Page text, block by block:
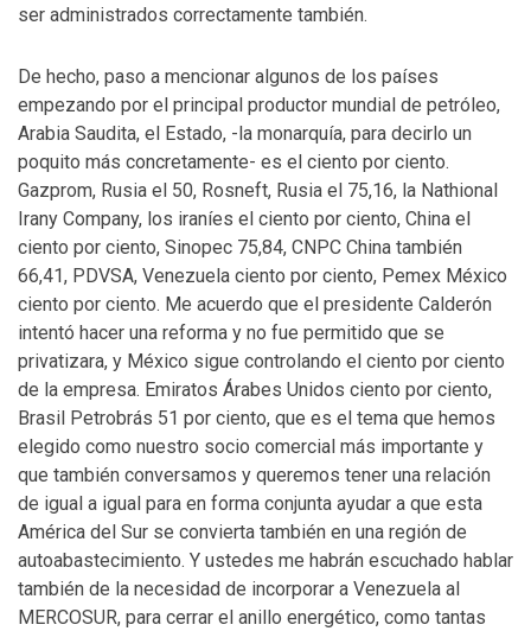
ser administrados correctamente también.
De hecho, paso a mencionar algunos de los países
empezando por el principal productor mundial de petróleo,
Arabia Saudita, el Estado, -la monarquía, para decirlo un
poquito más concretamente- es el ciento por ciento.
Gazprom, Rusia el 50, Rosneft, Rusia el 75,16, la Nathional
Irany Company, los iraníes el ciento por ciento, China el
ciento por ciento, Sinopec 75,84, CNPC China también
66,41, PDVSA, Venezuela ciento por ciento, Pemex México
ciento por ciento. Me acuerdo que el presidente Calderón
intentó hacer una reforma y no fue permitido que se
privatizara, y México sigue controlando el ciento por ciento
de la empresa. Emiratos Árabes Unidos ciento por ciento,
Brasil Petrobrás 51 por ciento, que es el tema que hemos
elegido como nuestro socio comercial más importante y
que también conversamos y queremos tener una relación
de igual a igual para en forma conjunta ayudar a que esta
América del Sur se convierta también en una región de
autoabastecimiento. Y ustedes me habrán escuchado hablar
también de la necesidad de incorporar a Venezuela al
MERCOSUR, para cerrar el anillo energético, como tantas